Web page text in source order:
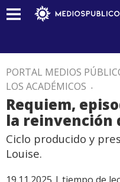
PORTAL MEDIOS
LOS ACADÉMICOS .
Requiem,
la reinvención
Ciclo producido y
Louise.